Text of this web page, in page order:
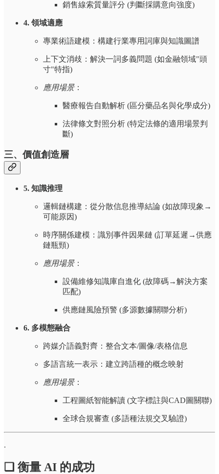
銷售線索質量評分 (判斷採購意向強度)
4. 領域適應
專業術語建模：構建行業專用詞庫與知識圖譜
上下文消歧：解決一詞多義問題 (如金融領域"頭
寸"特指)
應用場景：
醫療報告自動解析 (區分藥品名與化學成分)
法律條文對照分析 (特定法條的適用場景判
斷)
三、價值創造層
5. 知識推理
邏輯鏈構建：從分散信息推導結論 (如故障現象→
可能原因)
時序關係建模：識別事件因果鏈 (訂單延遲→供應
鏈瓶頸)
應用場景：
設備維修知識庫自進化 (故障碼→解決方案
匹配)
供應鏈風險預警 (多源數據關聯分析)
6. 多模態融合
跨媒介語義對齊：整合文本/圖像/表格信息
多語言統一表示：建立跨語種的概念映射
應用場景：
工程圖紙智能解讀 (文字標註與CAD圖關聯)
全球合規審查 (多語種法規交叉驗證)
.
❏ 衡量 AI 的成功